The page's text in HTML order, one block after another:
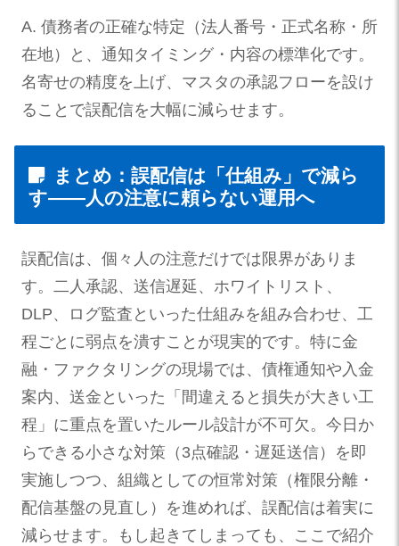
A. 債務者の正確な特定（法人番号・正式名称・所
在地）と、通知タイミング・内容の標準化です。
名寄せの精度を上げ、マスタの承認フローを設け
ることで誤配信を大幅に減らせます。
まとめ：誤配信は「仕組み」で減ら
す——人の注意に頼らない運用へ
誤配信は、個々人の注意だけでは限界がありま
す。二人承認、送信遅延、ホワイトリスト、
DLP、ログ監査といった仕組みを組み合わせ、工
程ごとに弱点を潰すことが現実的です。特に金
融・ファクタリングの現場では、債権通知や入金
案内、送金といった「間違えると損失が大きい工
程」に重点を置いたルール設計が不可欠。今日か
らできる小さな対策（3点確認・遅延送信）を即
実施しつつ、組織としての恒常対策（権限分離・
配信基盤の見直し）を進めれば、誤配信は着実に
減らせます。もし起きてしまっても、ここで紹介